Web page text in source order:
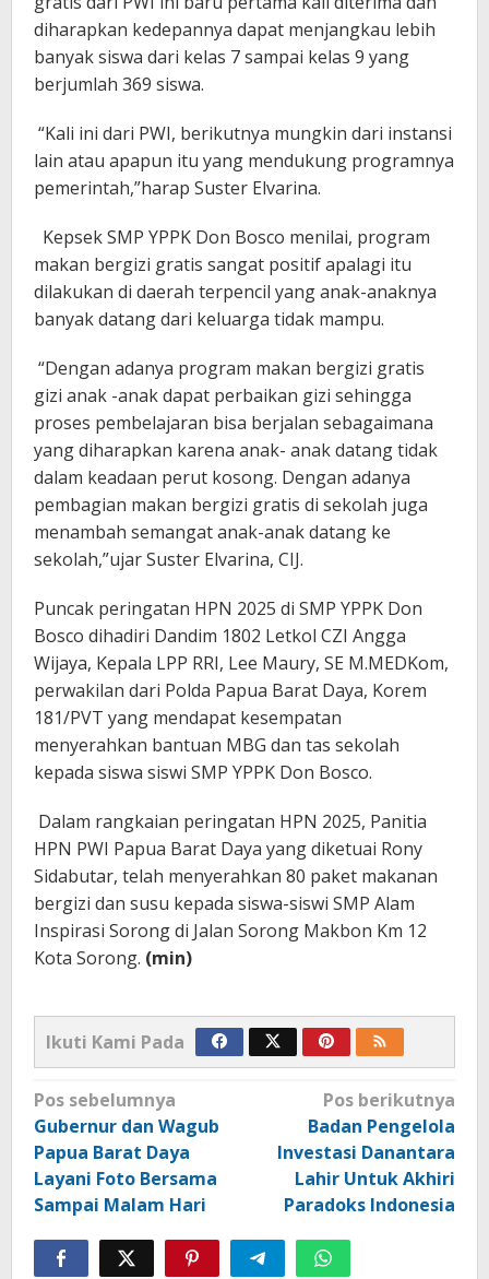
diharapkan kedepannya dapat menjangkau lebih
banyak siswa dari kelas 7 sampai kelas 9 yang
berjumlah 369 siswa.
“Kali ini dari PWI, berikutnya mungkin dari instansi
lain atau apapun itu yang mendukung programnya
pemerintah,”harap Suster Elvarina.
Kepsek SMP YPPK Don Bosco menilai, program
makan bergizi gratis sangat positif apalagi itu
dilakukan di daerah terpencil yang anak-anaknya
banyak datang dari keluarga tidak mampu.
“Dengan adanya program makan bergizi gratis
gizi anak -anak dapat perbaikan gizi sehingga
proses pembelajaran bisa berjalan sebagaimana
yang diharapkan karena anak- anak datang tidak
dalam keadaan perut kosong. Dengan adanya
pembagian makan bergizi gratis di sekolah juga
menambah semangat anak-anak datang ke
sekolah,”ujar Suster Elvarina, CIJ.
Puncak peringatan HPN 2025 di SMP YPPK Don
Bosco dihadiri Dandim 1802 Letkol CZI Angga
Wijaya, Kepala LPP RRI, Lee Maury, SE M.MEDKom,
perwakilan dari Polda Papua Barat Daya, Korem
181/PVT yang mendapat kesempatan
menyerahkan bantuan MBG dan tas sekolah
kepada siswa siswi SMP YPPK Don Bosco.
Dalam rangkaian peringatan HPN 2025, Panitia
HPN PWI Papua Barat Daya yang diketuai Rony
Sidabutar, telah menyerahkan 80 paket makanan
bergizi dan susu kepada siswa-siswi SMP Alam
Inspirasi Sorong di Jalan Sorong Makbon Km 12
Kota Sorong. (min)
Ikuti Kami Pada
Navigasi
pos
Pos sebelumnya
Gubernur dan Wagub
Papua Barat Daya
Layani Foto Bersama
Sampai Malam Hari
Pos berikutnya
Badan Pengelola
Investasi Danantara
Lahir Untuk Akhiri
Paradoks Indonesia